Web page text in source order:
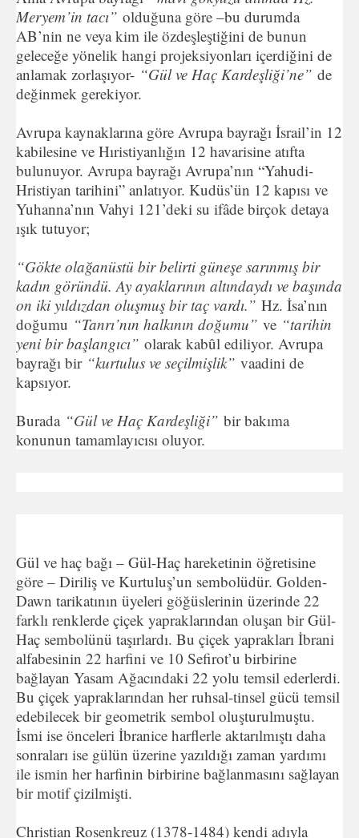
Meryem’in tacı” olduğuna göre –bu durumda
AB’nin ne veya kim ile özdeşleştiğini de bunun
geleceğe yönelik hangi projeksiyonları içerdiğini de
anlamak zorlaşıyor- “Gül ve Haç Kardeşliği’ne” de
değinmek gerekiyor.
Avrupa kaynaklarına göre Avrupa bayrağı İsrail’in 12
kabilesine ve Hıristiyanlığın 12 havarisine atıfta
bulunuyor. Avrupa bayrağı Avrupa’nın “Yahudi-
Hristiyan tarihini” anlatıyor. Kudüs’ün 12 kapısı ve
Yuhanna’nın Vahyi 121’deki su ifâde birçok detaya
ışık tutuyor;
“Gökte olağanüstü bir belirti güneşe sarınmış bir
kadın göründü. Ay ayaklarının altındaydı ve başında
on iki yıldızdan oluşmuş bir taç vardı.” Hz. İsa’nın
doğumu “Tanrı’nın halkının doğumu” ve “tarihin
yeni bir başlangıcı” olarak kabûl ediliyor. Avrupa
bayrağı bir “kurtulus ve seçilmişlik” vaadini de
kapsıyor.
Burada “Gül ve Haç Kardeşliği” bir bakıma
konunun tamamlayıcısı oluyor.
Gül ve haç bağı – Gül-Haç hareketinin öğretisine
göre – Diriliş ve Kurtuluş’un sembolüdür. Golden-
Dawn tarikatının üyeleri göğüslerinin üzerinde 22
farklı renklerde çiçek yapraklarından oluşan bir Gül-
Haç sembolünü taşırlardı. Bu çiçek yaprakları İbrani
alfabesinin 22 harfini ve 10 Sefirot’u birbirine
bağlayan Yasam Ağacındaki 22 yolu temsil ederlerdi.
Bu çiçek yapraklarından her ruhsal-tinsel gücü temsil
edebilecek bir geometrik sembol oluşturulmuştu.
İsmi ise önceleri İbranice harflerle aktarılmıştı daha
sonraları ise gülün üzerine yazıldığı zaman yardımı
ile ismin her harfinin birbirine bağlanmasını sağlayan
bir motif çizilmişti.
Christian Rosenkreuz (1378-1484) kendi adıyla